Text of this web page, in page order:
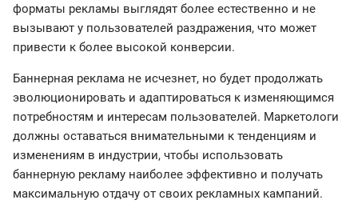
форматы рекламы выглядят более естественно и не
вызывают у пользователей раздражения, что может
привести к более высокой конверсии.
Баннерная реклама не исчезнет, но будет продолжать
эволюционировать и адаптироваться к изменяющимся
потребностям и интересам пользователей. Маркетологи
должны оставаться внимательными к тенденциям и
изменениям в индустрии, чтобы использовать
баннерную рекламу наиболее эффективно и получать
максимальную отдачу от своих рекламных кампаний.